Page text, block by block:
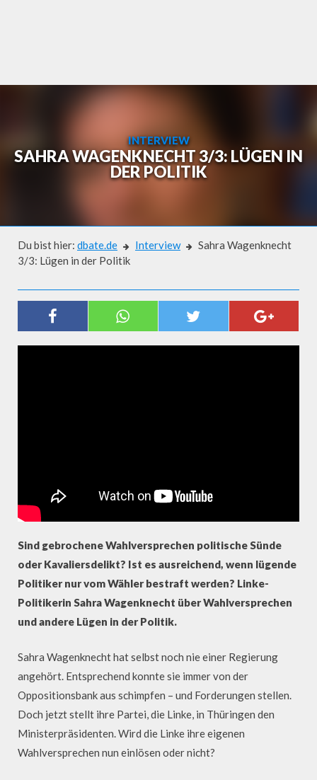
INTERVIEW
SAHRA WAGENKNECHT 3/3: LÜGEN IN
DER POLITIK
Du bist hier: dbate.de Interview
Sahra Wagenknecht
3/3: Lügen in der Politik
SAHRA WAGENKNECHT 3/3:
LÜGEN IN DER POLITIK
Sind gebrochene Wahlversprechen politische Sünde
oder Kavaliersdelikt? Ist es ausreichend, wenn lügende
Politiker nur vom Wähler bestraft werden? Linke-
Politikerin Sahra Wagenknecht über Wahlversprechen
und andere Lügen in der Politik.
Sahra Wagenknecht hat selbst noch nie einer Regierung
angehört. Entsprechend konnte sie immer von der
Oppositionsbank aus schimpfen – und Forderungen stellen.
Doch jetzt stellt ihre Partei, die Linke, in Thüringen den
Ministerpräsidenten. Wird die Linke ihre eigenen
Wahlversprechen nun einlösen oder nicht?